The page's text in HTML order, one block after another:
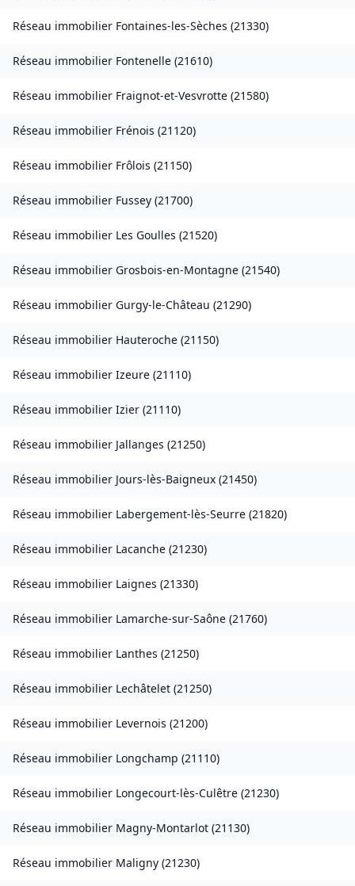
Réseau immobilier Fontaines-les-Sèches (21330)
Réseau immobilier Fontenelle (21610)
Réseau immobilier Fraignot-et-Vesvrotte (21580)
Réseau immobilier Frénois (21120)
Réseau immobilier Frôlois (21150)
Réseau immobilier Fussey (21700)
Réseau immobilier Les Goulles (21520)
Réseau immobilier Grosbois-en-Montagne (21540)
Réseau immobilier Gurgy-le-Château (21290)
Réseau immobilier Hauteroche (21150)
Réseau immobilier Izeure (21110)
Réseau immobilier Izier (21110)
Réseau immobilier Jallanges (21250)
Réseau immobilier Jours-lès-Baigneux (21450)
Réseau immobilier Labergement-lès-Seurre (21820)
Réseau immobilier Lacanche (21230)
Réseau immobilier Laignes (21330)
Réseau immobilier Lamarche-sur-Saône (21760)
Réseau immobilier Lanthes (21250)
Réseau immobilier Lechâtelet (21250)
Réseau immobilier Levernois (21200)
Réseau immobilier Longchamp (21110)
Réseau immobilier Longecourt-lès-Culêtre (21230)
Réseau immobilier Magny-Montarlot (21130)
Réseau immobilier Maligny (21230)